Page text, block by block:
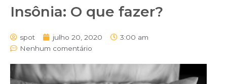
Insônia: O que fazer?
spot julho 20, 2020
3:00 am
Nenhum comentário